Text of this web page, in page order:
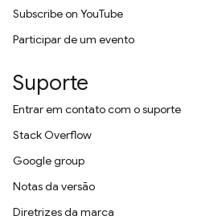
Subscribe on YouTube
Participar de um evento
Suporte
Entrar em contato com o suporte
Stack Overflow
Google group
Notas da versão
Diretrizes da marca